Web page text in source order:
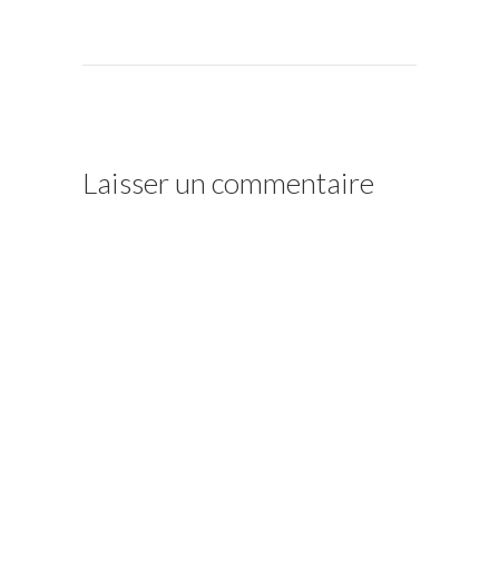
Laisser un commentaire